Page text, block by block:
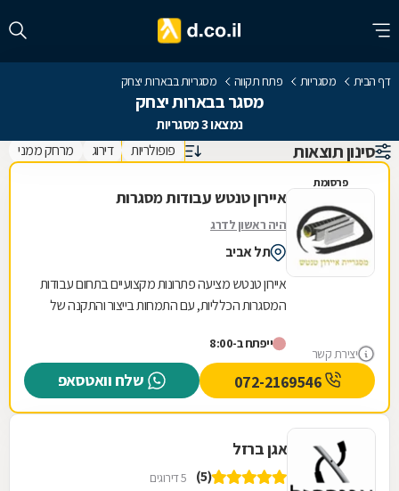
דף הבית מסגריות פתח תקווה מסגריות בבארות יצחק
מסגר בבארות יצחק
נמצאו 3 מסגריות
סינון תוצאות פופולריות דירוג מרחק ממני
פרסומת
יצירת קשר
איירון טנטש עבודות מסגרות
היה ראשון לדרג
תל אביב
איירון טנטש מציעה פתרונות מקצועיים בתחום עבודות
המסגרות הכלליות, עם התמחות בייצור והתקנה של
מתמחה...
ייפתח ב-8:00
שלח וואטסאפ
אגן ברזל
(5) 5 דירוגים